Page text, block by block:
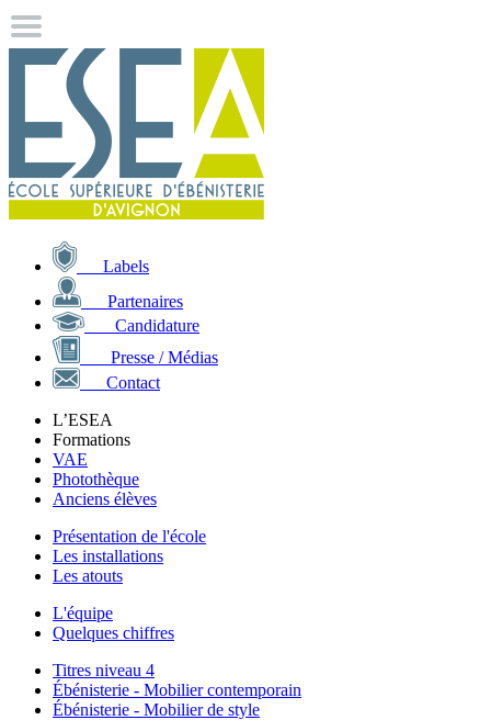
Labels
Partenaires
Candidature
Presse / Médias
Contact
L’ESEA
Formations
VAE
Photothèque
Anciens élèves
Présentation de l'école
Les installations
Les atouts
L'équipe
Quelques chiffres
Titres niveau 4
Ébénisterie - Mobilier contemporain
Ébénisterie - Mobilier de style